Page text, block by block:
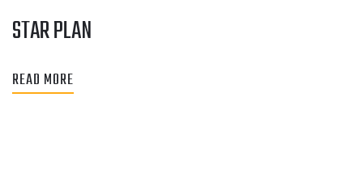
STAR PLAN
READ MORE